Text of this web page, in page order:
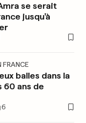
se serait
jusqu'à
FRANCE
balles dans la
60 ans de
6